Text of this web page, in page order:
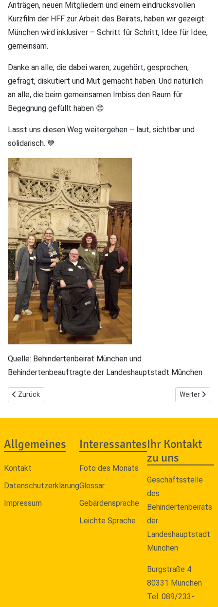
Anträgen, neuen Mitgliedern und einem eindrucksvollen
Kurzfilm der HFF zur Arbeit des Beirats, haben wir gezeigt:
München wird inklusiver – Schritt für Schritt, Idee für Idee,
gemeinsam.
Danke an alle, die dabei waren, zugehört, gesprochen,
gefragt, diskutiert und Mut gemacht haben. Und natürlich
an alle, die beim gemeinsamen Imbiss den Raum für
Begegnung gefüllt haben 😊
Lasst uns diesen Weg weitergehen – laut, sichtbar und
solidarisch. 💙
Quelle: Behindertenbeirat München und
Behindertenbeauftragte der Landeshauptstadt München
Vorheriger Beitrag: Dringende Forderungen zum Internationalen
Zurück Nächster
Weiter
Allgemeines
Kontakt
Datenschutzerklärung
Impressum
Interessantes
Foto des Monats
Glossar
Gebärdensprache
Leichte Sprache
Ihr Kontakt
zu uns
Geschäftsstelle
des
Behindertenbeirats
der
Landeshauptstadt
München
Burgstraße 4
80331 München
Tel. 089/233-